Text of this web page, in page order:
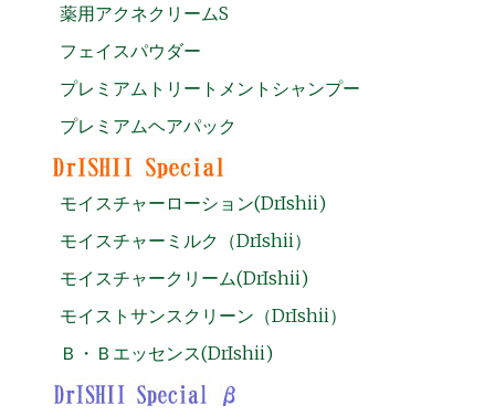
薬用アクネクリームS
フェイスパウダー
プレミアムトリートメントシャンプー
プレミアムヘアパック
モイスチャーローション(DrIshii)
モイスチャーミルク（DrIshii）
モイスチャークリーム(DrIshii)
モイストサンスクリーン（DrIshii）
Ｂ・Ｂエッセンス(DrIshii)